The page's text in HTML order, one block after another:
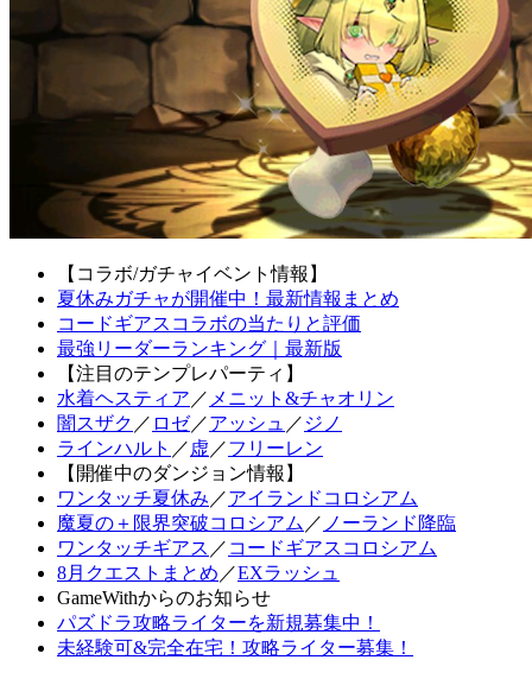
【コラボ/ガチャイベント情報】
夏休みガチャが開催中！最新情報まとめ
コードギアスコラボの当たりと評価
最強リーダーランキング｜最新版
【注目のテンプレパーティ】
水着ヘスティア ／ メニット&チャオリン
闇スザク ／ ロゼ／アッシュ ／ ジノ
ラインハルト ／ 虚 ／フリーレン
【開催中のダンジョン情報】
ワンタッチ夏休み ／アイランドコロシアム
魔夏の＋限界突破コロシアム ／ ノーランド降臨
ワンタッチギアス ／ コードギアスコロシアム
8月クエストまとめ ／EXラッシュ
GameWithからのお知らせ
パズドラ攻略ライターを新規募集中！
未経験可&完全在宅！攻略ライター募集！